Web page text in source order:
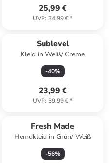
25,99 €
UVP: 34,99 €*
Sublevel
Kleid in Weiß/ Creme
-40%
23,99 €
UVP: 39,99 €*
Fresh Made
Hemdkleid in Grün/ Weiß
-56%